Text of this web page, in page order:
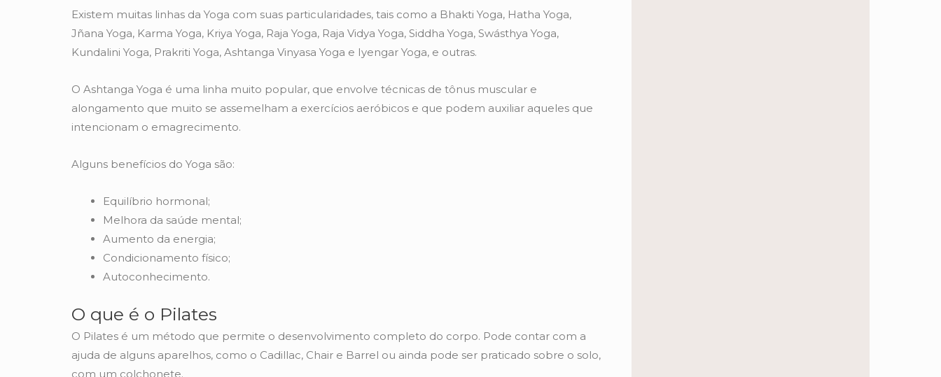
Existem muitas linhas da Yoga com suas particularidades, tais como a Bhakti Yoga, Hatha Yoga,
Jñana Yoga, Karma Yoga, Kriya Yoga, Raja Yoga, Raja Vidya Yoga, Siddha Yoga, Swásthya Yoga,
Kundalini Yoga, Prakriti Yoga, Ashtanga Vinyasa Yoga e Iyengar Yoga, e outras.
O Ashtanga Yoga é uma linha muito popular, que envolve técnicas de tônus muscular e
alongamento que muito se assemelham a exercícios aeróbicos e que podem auxiliar aqueles que
intencionam o emagrecimento.
Alguns benefícios do Yoga são:
Equilíbrio hormonal;
Melhora da saúde mental;
Aumento da energia;
Condicionamento físico;
Autoconhecimento.
O que é o Pilates
O Pilates é um método que permite o desenvolvimento completo do corpo. Pode contar com a
ajuda de alguns aparelhos, como o Cadillac, Chair e Barrel ou ainda pode ser praticado sobre o solo,
com um colchonete.